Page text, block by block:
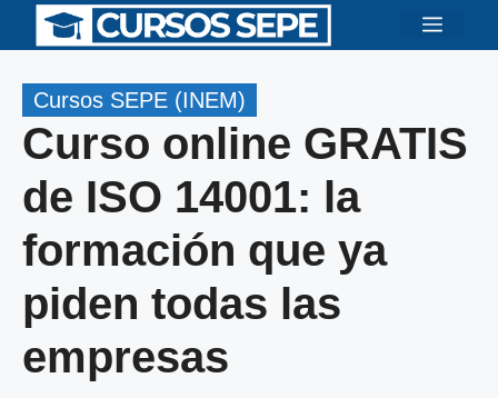
Saltar
Menú
Cursos SEPE (INEM)
Curso online GRATIS
de ISO 14001: la
formación que ya
piden todas las
empresas